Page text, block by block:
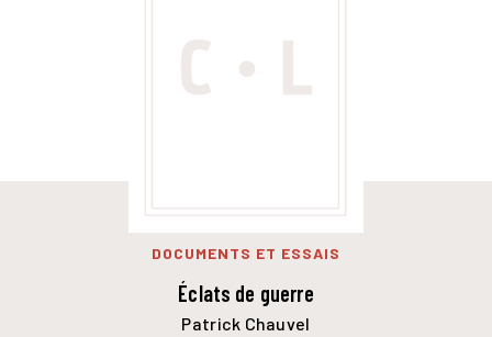
DOCUMENTS ET ESSAIS
Éclats de guerre
Patrick Chauvel